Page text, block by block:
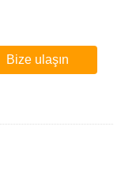
Bize ulaşın